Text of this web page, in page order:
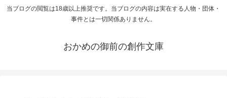
当ブログの閲覧は18歳以上推奨です。当ブログの内容は実在する人物・団体・
事件とは一切関係ありません。
おかめの御前の創作文庫